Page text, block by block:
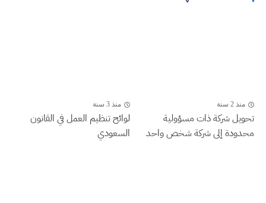
منذ 2 سنة
تحويل شركة ذات مسؤولية
محدودة إلى شركة شخص واحد
منذ 3 سنة
لوائح تنظيم العمل في القانون
السعودي